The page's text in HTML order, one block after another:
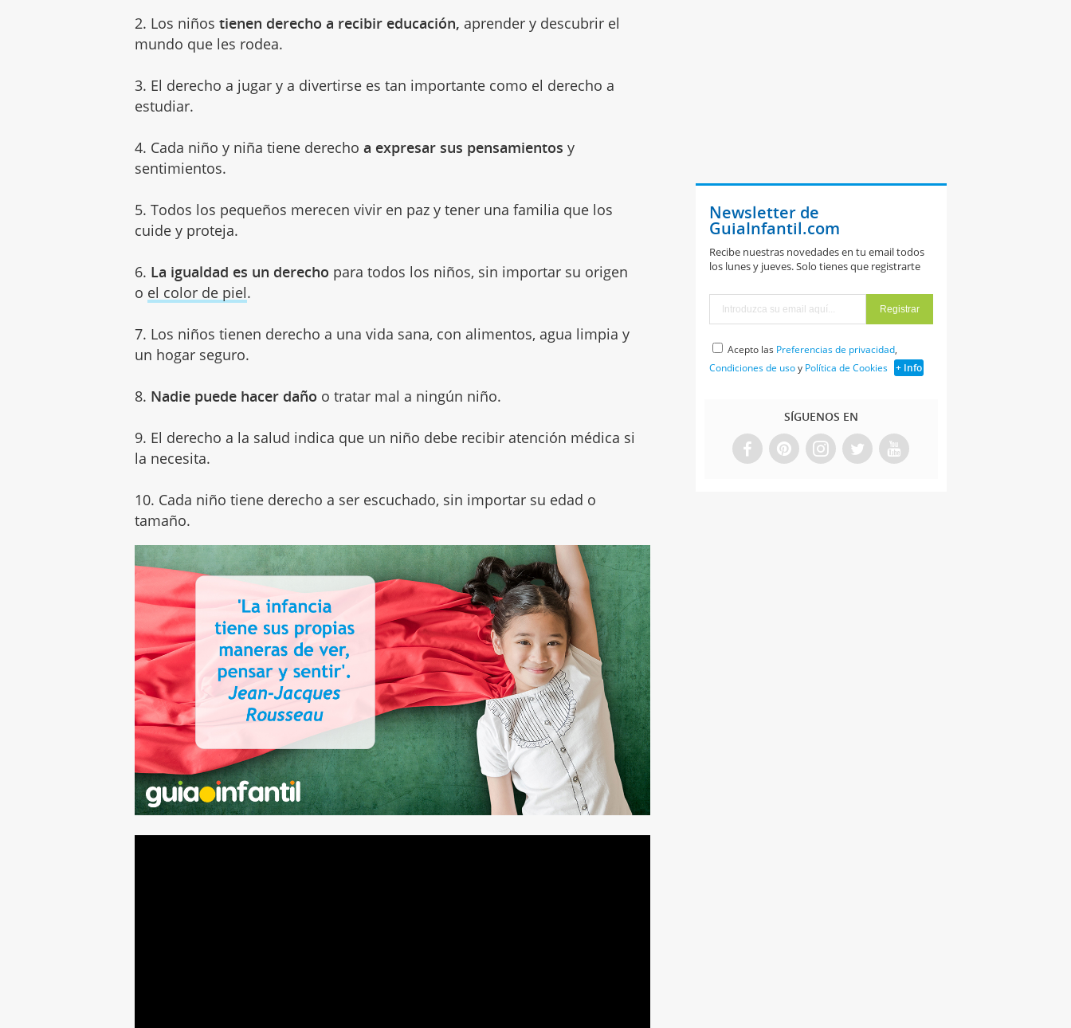
2. Los niñostienen derecho a recibir educación, aprender y descubrir el
mundo que les rodea.
3. El derecho a jugar y a divertirse es tan importante como el derecho a
estudiar.
4. Cada niño y niña tiene derechoa expresar sus pensamientos y
sentimientos.
5. Todos los pequeños merecen vivir en paz y tener una familia que los
cuide y proteja.
6. La igualdad es un derecho para todos los niños, sin importar su origen
o el color de piel.
7. Los niños tienen derecho a una vida sana, con alimentos, agua limpia y
un hogar seguro.
8. Nadie puede hacer daño o tratar mal a ningún niño.
9. El derecho a la salud indica que un niño debe recibir atención médica si
la necesita.
10. Cada niño tiene derecho a ser escuchado, sin importar su edad o
tamaño.
Newsletter de
GuiaInfantil.com
Recibe nuestras novedades en tu email todos
los lunes y jueves. Solo tienes que registrarte
Acepto las Preferencias de privacidad,
Condiciones de usoy Política de Cookies + Info
SÍGUENOS EN